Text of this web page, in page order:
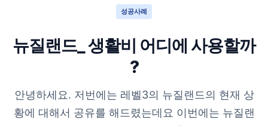
성공사례
뉴질랜드_ 생활비 어디에 사용할까
?
안녕하세요. 저번에는 레벨3의 뉴질랜드의 현재 상
황에 대해서 공유를 해드렸는데요 이번에는 뉴질랜